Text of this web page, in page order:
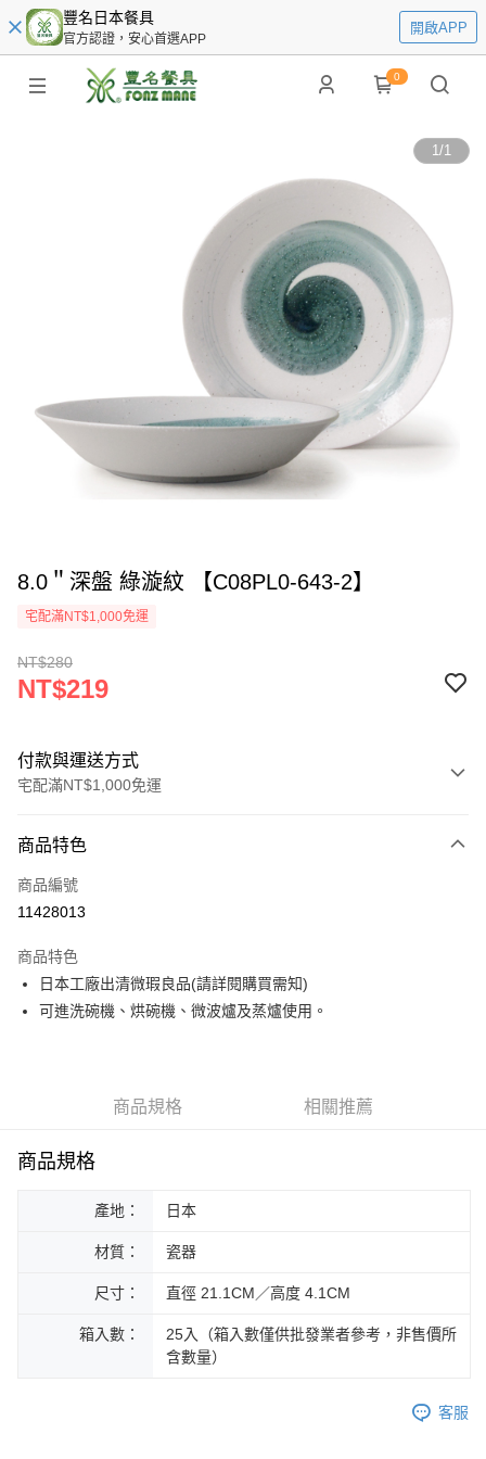
豐名日本餐具
官方認證，安心首選APP
開啟APP
0
1/1
8.0＂深盤 綠漩紋 【C08PL0-643-2】
宅配滿NT$1,000免運
NT$280
NT$219
付款與運送方式
宅配滿NT$1,000免運
信用卡一次付款
LINE Pay
運送方式
商品特色
商品編號
11428013
商品特色
日本工廠出清微瑕良品(請詳閱購買需知)
可進洗碗機、烘碗機、微波爐及蒸爐使用。
商品規格 相關推薦
商品規格
產地： 日本
材質： 瓷器
尺寸： 直徑 21.1CM／高度 4.1CM
箱入數：
25入（箱入數僅供批發業者參考，非售價所
含數量）
客服